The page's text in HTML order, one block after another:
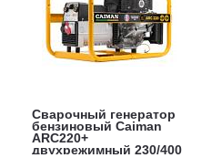
Сварочный генератор
бензиновый Caiman
ARC220+
двухрежимный 230/400